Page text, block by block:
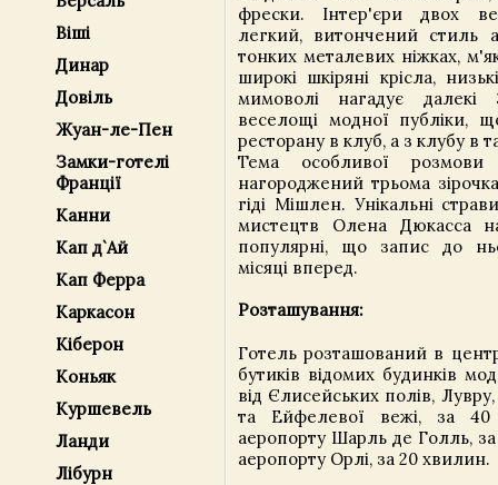
Віші
Динар
Довіль
Жуан-ле-Пен
Замки-готелі
Франції
Канни
Кап д`Ай
Кап Ферра
Каркасон
Кіберон
Коньяк
Куршевель
Ланди
Лібурн
фрески. Інтер'єри двох
легкий, витончений стиль
тонких металевих ніжках,
широкі шкіряні крісла,
мимоволі нагадує далекі
веселощі модної публіки,
ресторану в клуб, а з клубу в
Тема особливої
нагороджений трьома
гіді Мішлен. Унікальні
мистецтв Олена Дюкасса
популярні, що запис до
місяці вперед.
Розташування:
Готель розташований в
бутиків відомих будинків
від Єлисейських полів,
та Ейфелевої вежі, за
аеропорту Шарль де Голль,
аеропорту Орлі, за 20 хвилин.